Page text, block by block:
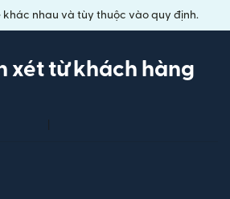
khác nhau và tùy thuộc vào quy định.
xét từ khách hàng